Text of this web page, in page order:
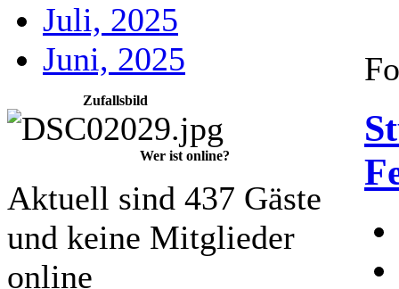
Juli, 2025
Juni, 2025
Zufallsbild
Wer ist online?
Aktuell sind 437 Gäste
und keine Mitglieder
online